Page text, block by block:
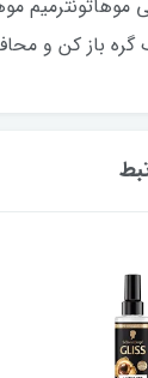
باز کن و محافظ